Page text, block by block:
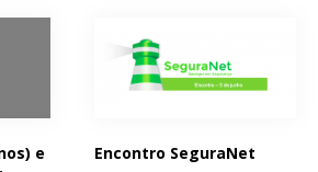
e
Encontro SeguraNet